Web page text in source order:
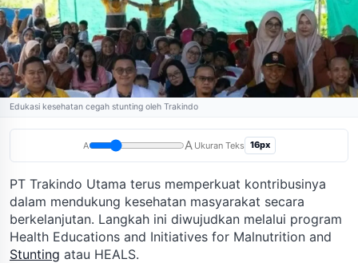
Edukasi kesehatan cegah stunting oleh Trakindo
A A Ukuran Teks 16px
PT Trakindo Utama terus memperkuat kontribusinya
dalam mendukung kesehatan masyarakat secara
berkelanjutan. Langkah ini diwujudkan melalui program
Health Educations and Initiatives for Malnutrition and
Stunting atau HEALS.